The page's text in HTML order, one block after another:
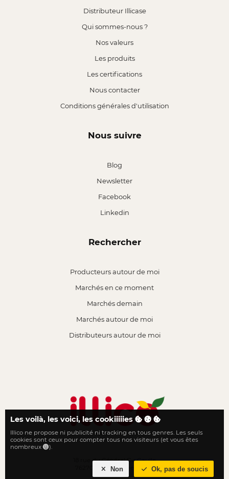
Distributeur Illicase
Qui sommes-nous ?
Nos valeurs
Les produits
Les certifications
Nous contacter
Conditions générales d'utilisation
Nous suivre
Blog
Newsletter
Facebook
Linkedin
Rechercher
Producteurs autour de moi
Marchés en ce moment
Marchés demain
Marchés autour de moi
Distributeurs autour de moi
Le local n'a jamais été aussi proche
18 rue du Général De Gaulle
76270 Neufchâtel-en-Bray
Les voilà, les voici, les cookiiiiies
Illico ne propose ni publicité ni tracking en tous genres. Les seuls
cookies sont ceux pour compter tous nos visiteurs (et vous êtes
nombreux
).
Non Ok, pas de soucis